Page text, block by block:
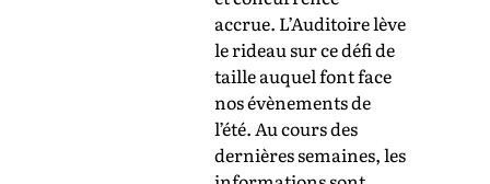
accrue. L’Auditoire lève
le rideau sur ce défi de
taille auquel font face
nos évènements de
l’été. Au cours des
dernières semaines, les